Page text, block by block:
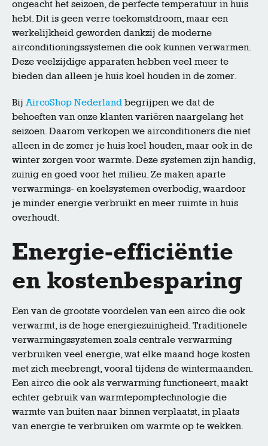
ongeacht het seizoen, de perfecte temperatuur in huis
hebt. Dit is geen verre toekomstdroom, maar een
werkelijkheid geworden dankzij de moderne
airconditioningssystemen die ook kunnen verwarmen.
Deze veelzijdige apparaten hebben veel meer te
bieden dan alleen je huis koel houden in de zomer.
BijAircoShop Nederland begrijpen we dat de
behoeften van onze klanten variëren naargelang het
seizoen. Daarom verkopen we airconditioners die niet
alleen in de zomer je huis koel houden, maar ook in de
winter zorgen voor warmte. Deze systemen zijn handig,
zuinig en goed voor het milieu. Ze maken aparte
verwarmings- en koelsystemen overbodig, waardoor
je minder energie verbruikt en meer ruimte in huis
overhoudt.
Energie-efficiëntie
en kostenbesparing
Een van de grootste voordelen van een airco die ook
verwarmt, is de hoge energiezuinigheid. Traditionele
verwarmingssystemen zoals centrale verwarming
verbruiken veel energie, wat elke maand hoge kosten
met zich meebrengt, vooral tijdens de wintermaanden.
Een airco die ook als verwarming functioneert, maakt
echter gebruik van warmtepomptechnologie die
warmte van buiten naar binnen verplaatst, in plaats
van energie te verbruiken om warmte op te wekken.